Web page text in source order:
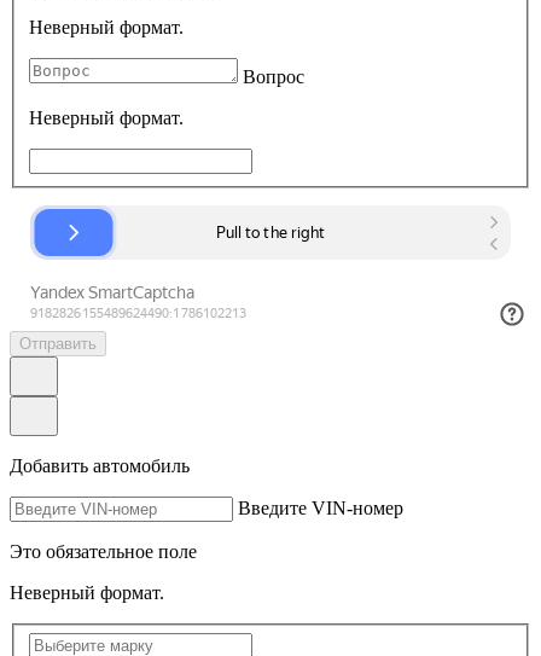
Неверный формат.
Вопрос
Неверный формат.
Отправить
Добавить автомобиль
Введите VIN-номер
Это обязательное поле
Неверный формат.